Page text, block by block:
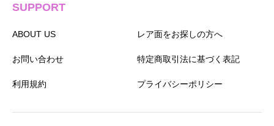
SUPPORT
ABOUT US レア面をお探しの方へ
お問い合わせ 特定商取引法に基づく表記
利用規約 プライバシーポリシー